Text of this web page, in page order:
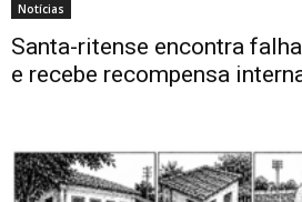
Notícias
Santa-ritense encontra
e recebe recompensa